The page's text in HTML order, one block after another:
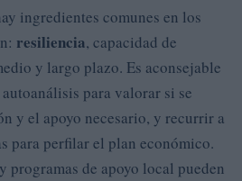
ingredientes comunes en los
resiliencia, capacidad de
y largo plazo. Es aconsejable
para valorar si se
y el apoyo necesario, y recurrir a
para perfilar el plan económico.
programas de apoyo local pueden